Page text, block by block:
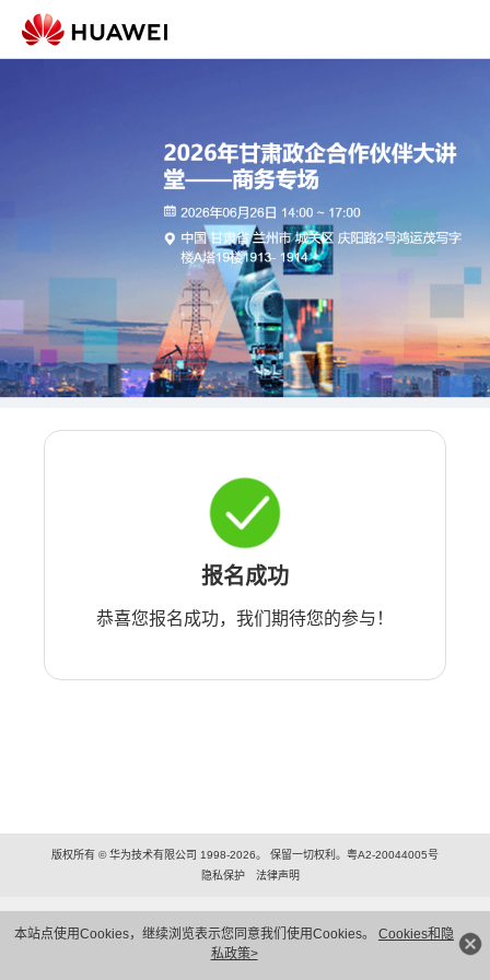
本站点使用Cookies，继续浏览表示您同意我们使用Cookies。 Cookies和隐
私政策>
报名成功
恭喜您报名成功，我们期待您的参与！
版权所有 © 华为技术有限公司 1998-2026。 保留一切权利。粤A2-20044005号
隐私保护
法律声明